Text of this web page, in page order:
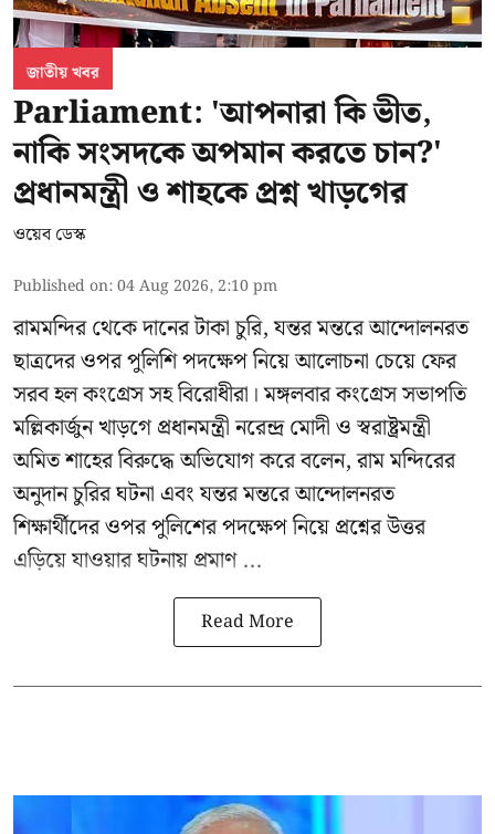
জাতীয় খবর
Parliament: 'আপনারা কি ভীত,
নাকি সংসদকে অপমান করতে চান?'
প্রধানমন্ত্রী ও শাহকে প্রশ্ন খাড়গের
ওয়েব ডেস্ক
Published on:04 Aug 2026, 2:10 pm
রামমন্দির থেকে দানের টাকা চুরি, যন্তর মন্তরে আন্দোলনরত
ছাত্রদের ওপর পুলিশি পদক্ষেপ নিয়ে আলোচনা চেয়ে ফের
সরব হল কংগ্রেস সহ বিরোধীরা। মঙ্গলবার কংগ্রেস সভাপতি
মল্লিকার্জুন খাড়গে প্রধানমন্ত্রী নরেন্দ্র মোদী ও স্বরাষ্ট্রমন্ত্রী
অমিত শাহের বিরুদ্ধে অভিযোগ করে বলেন, রাম মন্দিরের
অনুদান চুরির ঘটনা এবং যন্তর মন্তরে আন্দোলনরত
শিক্ষার্থীদের ওপর পুলিশের পদক্ষেপ নিয়ে প্রশ্নের উত্তর
এড়িয়ে যাওয়ার ঘটনায় প্রমাণ ...
Read More